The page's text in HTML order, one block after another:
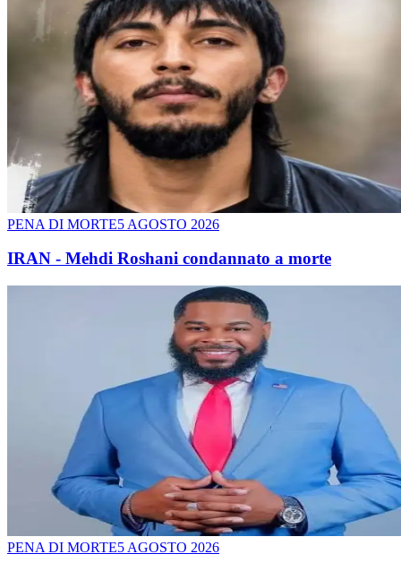
PENA DI MORTE5 AGOSTO 2026
IRAN - Mehdi Roshani condannato a morte
PENA DI MORTE5 AGOSTO 2026